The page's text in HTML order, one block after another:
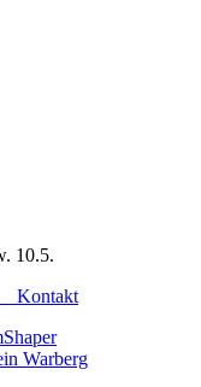
10.5.
Kontakt